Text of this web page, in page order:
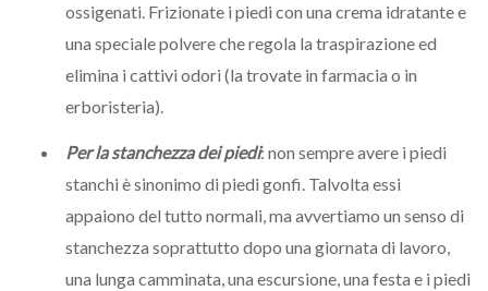
ossigenati. Frizionate i piedi con una crema idratante e
una speciale polvere che regola la traspirazione ed
elimina i cattivi odori (la trovate in farmacia o in
erboristeria).
Per la stanchezza dei piedi: non sempre avere i piedi
stanchi è sinonimo di piedi gonfi. Talvolta essi
appaiono del tutto normali, ma avvertiamo un senso di
stanchezza soprattutto dopo una giornata di lavoro,
una lunga camminata, una escursione, una festa e i piedi